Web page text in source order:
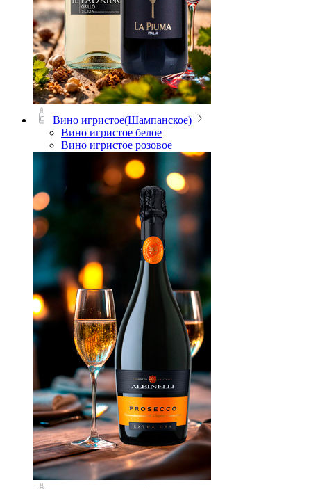
Вино игристое(Шампанское)
Вино игристое белое
Вино игристое розовое